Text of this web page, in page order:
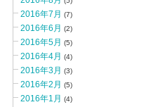
2016年7月 (7)
2016年6月 (2)
2016年5月 (5)
2016年4月 (4)
2016年3月 (3)
2016年2月 (5)
2016年1月 (4)